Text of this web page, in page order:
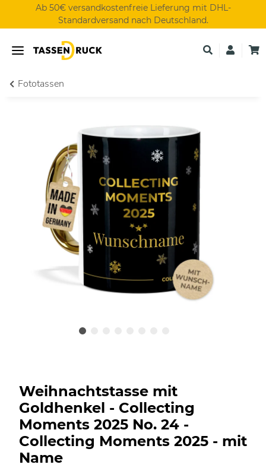
Ab 50€ versandkostenfreie Lieferung mit DHL-
Standardversand nach Deutschland.
Fototassen
Weihnachtstasse mit
Goldhenkel - Collecting
Moments 2025 No. 24 -
Collecting Moments 2025 - mit
Name